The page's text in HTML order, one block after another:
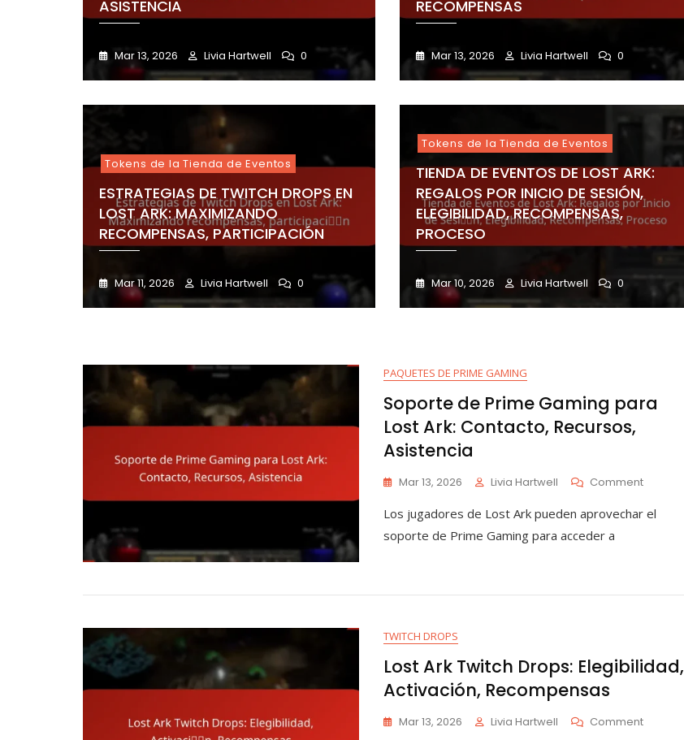
ASISTENCIA
Mar 13, 2026 Livia Hartwell 0
RECOMPENSAS
Mar 13, 2026 Livia Hartwell 0
Tokens de la Tienda de Eventos
ESTRATEGIAS DE TWITCH DROPS EN
LOST ARK: MAXIMIZANDO
RECOMPENSAS, PARTICIPACIÓN
Mar 11, 2026 Livia Hartwell 0
Tokens de la Tienda de Eventos
TIENDA DE EVENTOS DE LOST ARK:
REGALOS POR INICIO DE SESIÓN,
ELEGIBILIDAD, RECOMPENSAS,
PROCESO
Mar 10, 2026 Livia Hartwell 0
PAQUETES DE PRIME GAMING
Soporte de Prime Gaming para
Lost Ark: Contacto, Recursos,
Asistencia
Mar 13, 2026 Livia Hartwell CommentOn
De
Ark:
Los jugadores de Lost Ark pueden aprovechar el
soporte de Prime Gaming para acceder a
TWITCH DROPS
Lost Ark Twitch Drops: Elegibilidad,
Activación, Recompensas
Mar 13, 2026 Livia Hartwell CommentOn